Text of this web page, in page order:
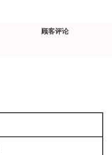
顾客评论